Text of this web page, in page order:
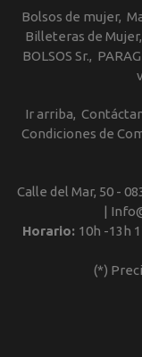
Bolsos de mujer
Billeteras de Mujer
BOLSOS Sr.
Ir arriba
Condiciones de
Calle del Mar, 50 -
|
Horario: 10h -13h
(*)